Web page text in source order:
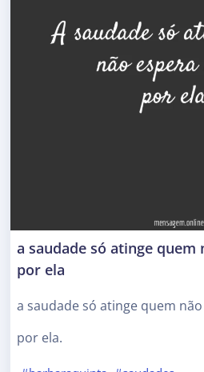
a saudade só atinge quem
por ela
a saudade só atinge quem
por ela.